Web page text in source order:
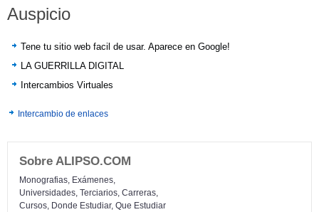
Auspicio
Tene tu sitio web facil de usar. Aparece en Google!
LA GUERRILLA DIGITAL
Intercambios Virtuales
Intercambio de enlaces
Sobre ALIPSO.COM
Monografias, Exámenes,
Universidades, Terciarios, Carreras,
Cursos, Donde Estudiar, Que Estudiar